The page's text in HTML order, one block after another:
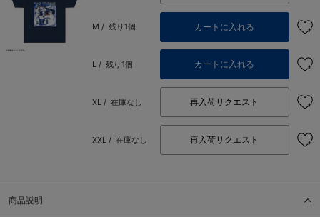
M / 残り1個 カートに入れる
L / 残り1個 カートに入れる
XL / 在庫なし 再入荷リクエスト
XXL / 在庫なし 再入荷リクエスト
商品説明